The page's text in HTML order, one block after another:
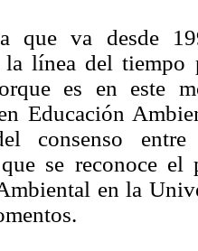
que va desde
línea del tiempo
es en este
Educación
consenso entre
se reconoce
en la